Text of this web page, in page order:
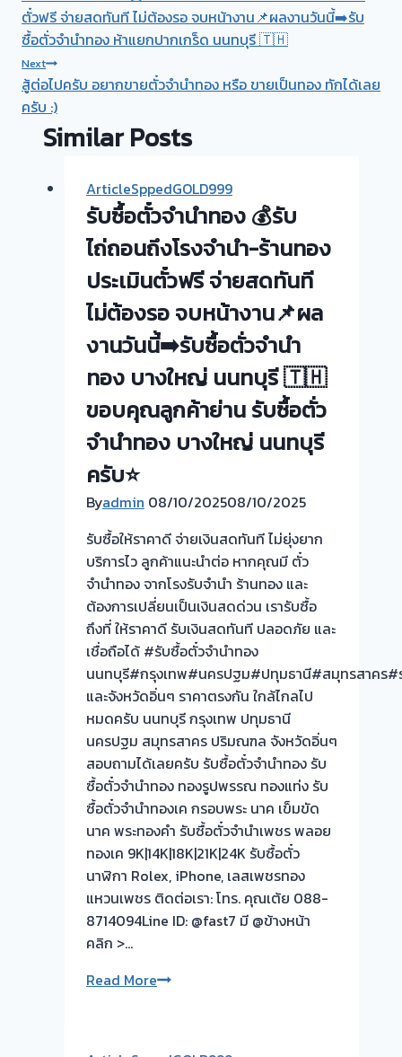
navigation
ตั๋วฟรี จ่ายสดทันที ไม่ต้องรอ จบหน้างาน📌ผลงานวันนี้➡️รับ
ซื้อตั่วจำนำทอง ห้าแยกปากเกร็ด นนทบุรี 🇹🇭
Next
สู้ต่อไปครับ อยากขายตั๋วจำนำทอง หรือ ขายเป็นทอง ทักได้เลย
ครับ :)
Similar Posts
ArticleSppedGOLD999
รับซื้อตั๋วจำนำทอง 💰รับ
ไถ่ถอนถึงโรงจำนำ-ร้านทอง
ประเมินตั๋วฟรี จ่ายสดทันที
ไม่ต้องรอ จบหน้างาน📌ผล
งานวันนี้➡️รับซื้อตั่วจำนำ
ทอง บางใหญ่ นนทบุรี 🇹🇭
ขอบคุณลูกค้าย่าน รับซื้อตั่ว
จำนำทอง บางใหญ่ นนทบุรี
ครับ⭐
Byadmin 08/10/202508/10/2025
รับซื้อให้ราคาดี จ่ายเงินสดทันที ไม่ยุ่งยาก
บริการไว ลูกค้าแนะนำต่อ หากคุณมี ตั๋ว
จำนำทอง จากโรงรับจำนำ ร้านทอง และ
ต้องการเปลี่ยนเป็นเงินสดด่วน เรารับซื้อ
ถึงที่ ให้ราคาดี รับเงินสดทันที ปลอดภัย และ
เชื่อถือได้ #รับซื้อตั๋วจำนำทอง
นนทบุรี#กรุงเทพ#นครปฐม#ปทุมธานี#สมุทรสาคร#
และจังหวัดอิ่นๆ ราคาตรงกัน ใกล้ไกลไป
หมดครับ นนทบุรี กรุงเทพ ปทุมธานี
นครปฐม สมุทรสาคร ปริมณฑล จังหวัดอิ่นๆ
สอบถามได้เลยครับ รับซื้อตั๋วจำนำทอง รับ
ซื้อตั๋วจำนำทอง ทองรูปพรรณ ทองแท่ง รับ
ซื้อตั๋วจำนำทองเค กรอบพระ นาค เข็มขัด
นาค พระทองคำ รับซื้อตั๋วจำนำเพชร พลอย
ทองเค 9K|14K|18K|21K|24K รับซื้อตั๋ว
นาฬิกา Rolex, iPhone, เลสเพชรทอง
แหวนเพชร ติดต่อเรา: โทร. คุณเต้ย 088-
8714094Line ID: @fast7 มี @ข้างหน้า
คลิก >…
Read Moreรับ